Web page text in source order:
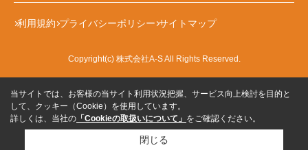
利用規約 プライバシーポリシー サイトマップ
Copyright(c) 株式会社A-S All Rights Reserved.
当サイトでは、お客様の当サイト利用状況把握、サービス向上検討を目的と
して、クッキー（Cookie）を使用しています。
詳しくは、当社の 「Cookieの取扱いについて」 をご確認ください。
閉じる